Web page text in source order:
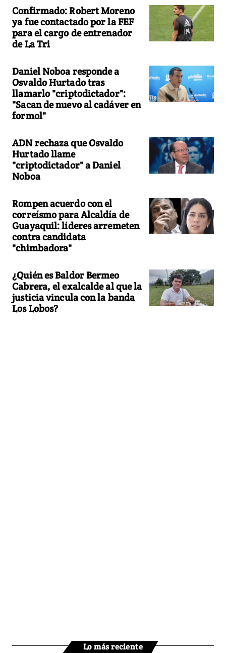
Confirmado: Robert Moreno
ya fue contactado por la FEF
para el cargo de entrenador
de La Tri
Daniel Noboa responde a
Osvaldo Hurtado tras
llamarlo "criptodictador":
"Sacan de nuevo al cadáver en
formol"
ADN rechaza que Osvaldo
Hurtado llame
"criptodictador" a Daniel
Noboa
Rompen acuerdo con el
correísmo para Alcaldía de
Guayaquil: líderes arremeten
contra candidata
"chimbadora"
¿Quién es Baldor Bermeo
Cabrera, el exalcalde al que la
justicia vincula con la banda
Los Lobos?
Lo más reciente